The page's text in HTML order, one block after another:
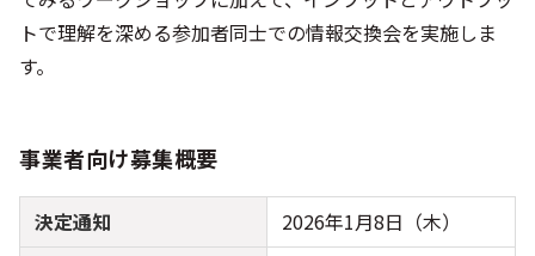
トで理解を深める参加者同士での情報交換会を実施しま
す。
事業者向け募集概要
決定通知
2026年1月8日（木）